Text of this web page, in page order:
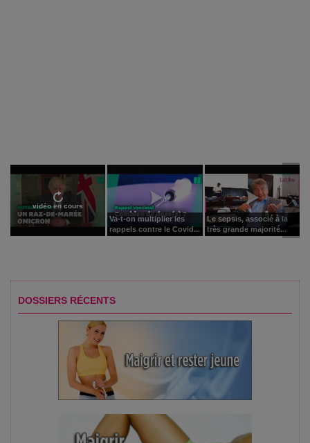
vidéo en cours
Va-t-on multiplier les
rappels contre le Covid...
Le sepsis, associé à la
très grande majorité...
DOSSIERS RÉCENTS